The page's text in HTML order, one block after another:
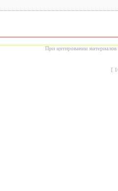
При цитировании материалов
[